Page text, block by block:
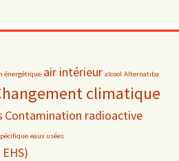
énergétique air intérieur alcool Alternatiba
climatique
Contamination radioactive
eaux usées